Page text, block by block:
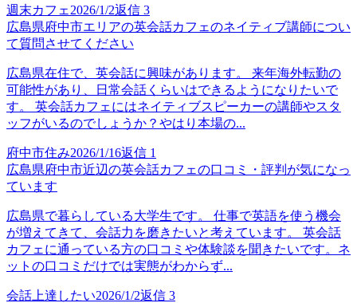
週末カフェ 2026/1/2返信 3
広島県府中市エリアの英会話カフェのネイティブ講師につい
て質問させてください
広島県在住で、英会話に興味があります。 来年海外転勤の
可能性があり、日常会話くらいはできるようになりたいで
す。 英会話カフェにはネイティブスピーカーの講師やスタ
ッフがいるのでしょうか？やはり本場の...
府中市住み2026/1/16返信 1
広島県府中市近辺の英会話カフェの口コミ・評判が気になっ
ています
広島県で暮らしている大学生です。 仕事で英語を使う機会
が増えてきて、会話力を磨きたいと考えています。 英会話
カフェに通っている方の口コミや体験談を聞きたいです。ネ
ットの口コミだけでは実態がわからず...
会話上達したい2026/1/2返信 3